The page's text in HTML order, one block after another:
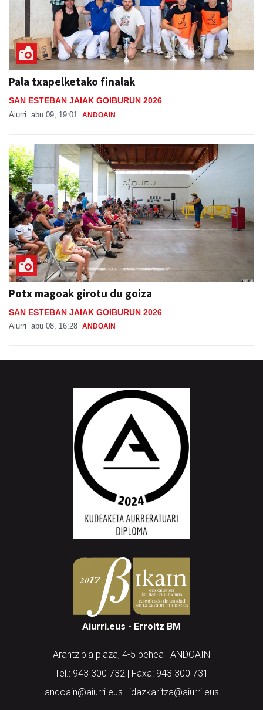
Pala txapelketako finalak
SAN ESTEBAN JAIAK GOIBURUN 2026
Aiurri abu 09, 19:01 ANDOAIN
Potx magoak girotu du goiza
SAN ESTEBAN JAIAK GOIBURUN 2026
Aiurri abu 08, 16:28 ANDOAIN
Aiurri.eus - Erroitz BM
Arantzibia plaza, 4-5 behea | ANDOAIN
Tel.: 943 300 732 | Faxa: 943 300 731
andoain@aiurri.eus | idazkaritza@aiurri.eus